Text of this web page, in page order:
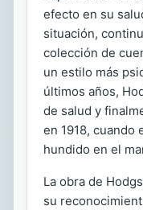
efecto en su
situación,
colección de
un estilo más
últimos años,
de salud y
en 1918, cuando
hundido en el
La obra de
su